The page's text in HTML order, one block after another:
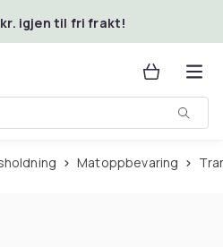
kr. igjen til fri frakt!
Matoppbevaring